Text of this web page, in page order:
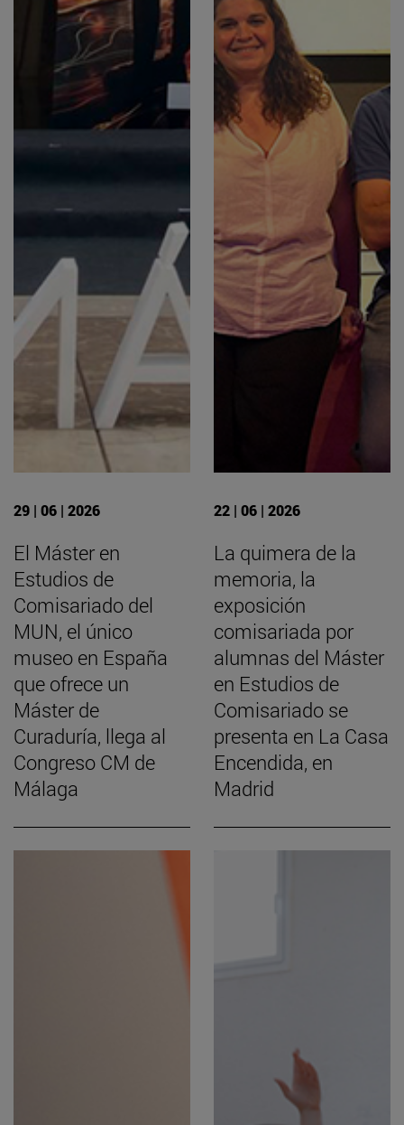
29 | 06 | 2026
El Máster en
Estudios de
Comisariado del
MUN, el único
museo en España
que ofrece un
Máster de
Curaduría, llega al
Congreso CM de
Málaga
22 | 06 | 2026
La quimera de la
memoria, la
exposición
comisariada por
alumnas del Máster
en Estudios de
Comisariado se
presenta en La Casa
Encendida, en
Madrid